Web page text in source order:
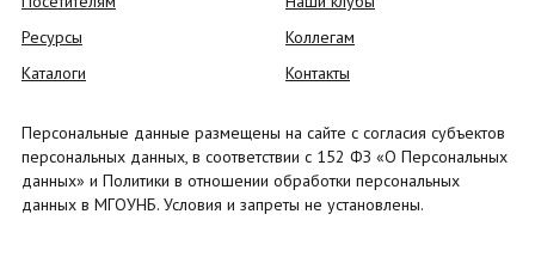
Ресурсы
Каталоги
Коллегам
Контакты
Персональные данные размещены на сайте с согласия субъектов
персональных данных, в соответствии с 152 ФЗ «О Персональных
данных» и Политики в отношении обработки персональных
данных в МГОУНБ. Условия и запреты не установлены.